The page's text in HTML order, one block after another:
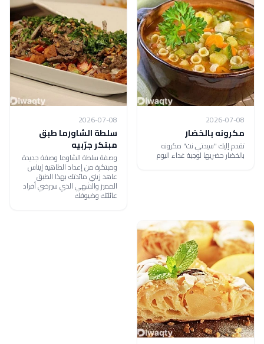
2026-07-08
مكرونه بالخضار
تقدم إليك "سيدتي.نت" مكرونه
بالخضار حضريها لوجبة غداء اليوم
2026-07-08
سلطة الشاورما طبق
مبتكر جرّبيه
وصفة سلطة الشاوما وصفة جديدة
ومبتكرة من إعداد الطاهية إيناس
عاهد زيني مائدتك بهذا الطبق
المميز والشهي الذي سيرضي أفراد
عائلتك وضيوفك